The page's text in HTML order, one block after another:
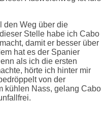
den Weg über die
Stelle habe ich Cabo
damit er besser über
hat es der Spanier
als ich die ersten
hörte ich hinter mir
von der
kühlen Nass, gelang Cabo